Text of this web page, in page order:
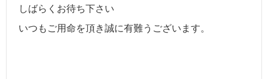
しばらくお待ち下さい
いつもご用命を頂き誠に有難うございます。